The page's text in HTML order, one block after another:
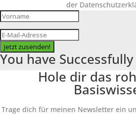
der
Jetzt zusenden!
You have
Hole dir das
Trage dich für meinen Newsletter ein